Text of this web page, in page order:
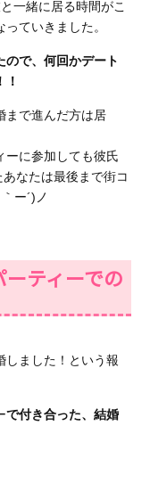
一緒に居る時間がこ
ていきました。
ので、何回かデート
まで進んだ方は居
ーに参加しても彼氏
なたは最後まで街コ
ー´)ノ
ティーでの
しました！という報
で付き合った、結婚